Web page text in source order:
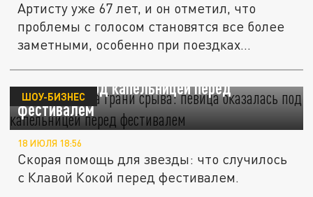
Артисту уже 67 лет, и он отметил, что
проблемы с голосом становятся все более
заметными, особенно при поездках...
Клава Кока на грани срыва: певица
оказалась под капельницей перед
фестивалем
ШОУ-БИЗНЕС
18 ИЮЛЯ 18:56
Скорая помощь для звезды: что случилось
с Клавой Кокой перед фестивалем.